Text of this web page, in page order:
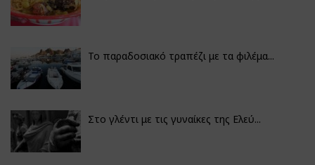
Το παραδοσιακό τραπέζι με τα φιλέμα...
Στο γλέντι με τις γυναίκες της Ελεύ...